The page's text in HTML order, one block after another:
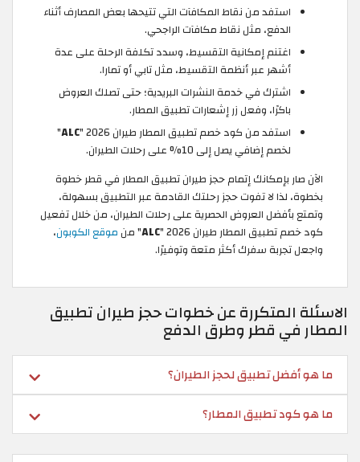
استفد من نقاط المكافآت التي تتيحها بعض المصارف أثناء
الدفع، مثل نقاط مكافآت الراجحي.
اغتنم إمكانية التقسيط، وسدد تكلفة الرحلة على عدة
أشهر عبر أنظمة التقسيط، مثل تابي أو تمارا.
اشترك في خدمة النشرات البريدية؛ حتى تصلك العروض
باكرًا، وفعل زر إشعارات تطبيق المطار.
استفد من كود خصم تطبيق المطار طيران 2026 "
ALC
"
لخصم إضافي يصل إلى 10% على رحلات الطيران.
الآن صار بإمكانك إتمام حجز طيران تطبيق المطار في قطر خطوة
بخطوة، لذا لا تفوت حجز رحلتك القادمة عبر التطبيق بسهولة،
وتمتع بأفضل العروض الحصرية على رحلات الطيران، من خلال تفعيل
كود خصم تطبيق المطار طيران 2026 "
ALC" من موقع الكوبون،
واجعل تجربة سفرك أكثر متعة وتوفيرًا.
الاسئلة المتكررة عن خطوات حجز طيران تطبيق
المطار في قطر وطرق الدفع
ما هو أفضل تطبيق لحجز الطيران؟
ما هو كود تطبيق المطار؟